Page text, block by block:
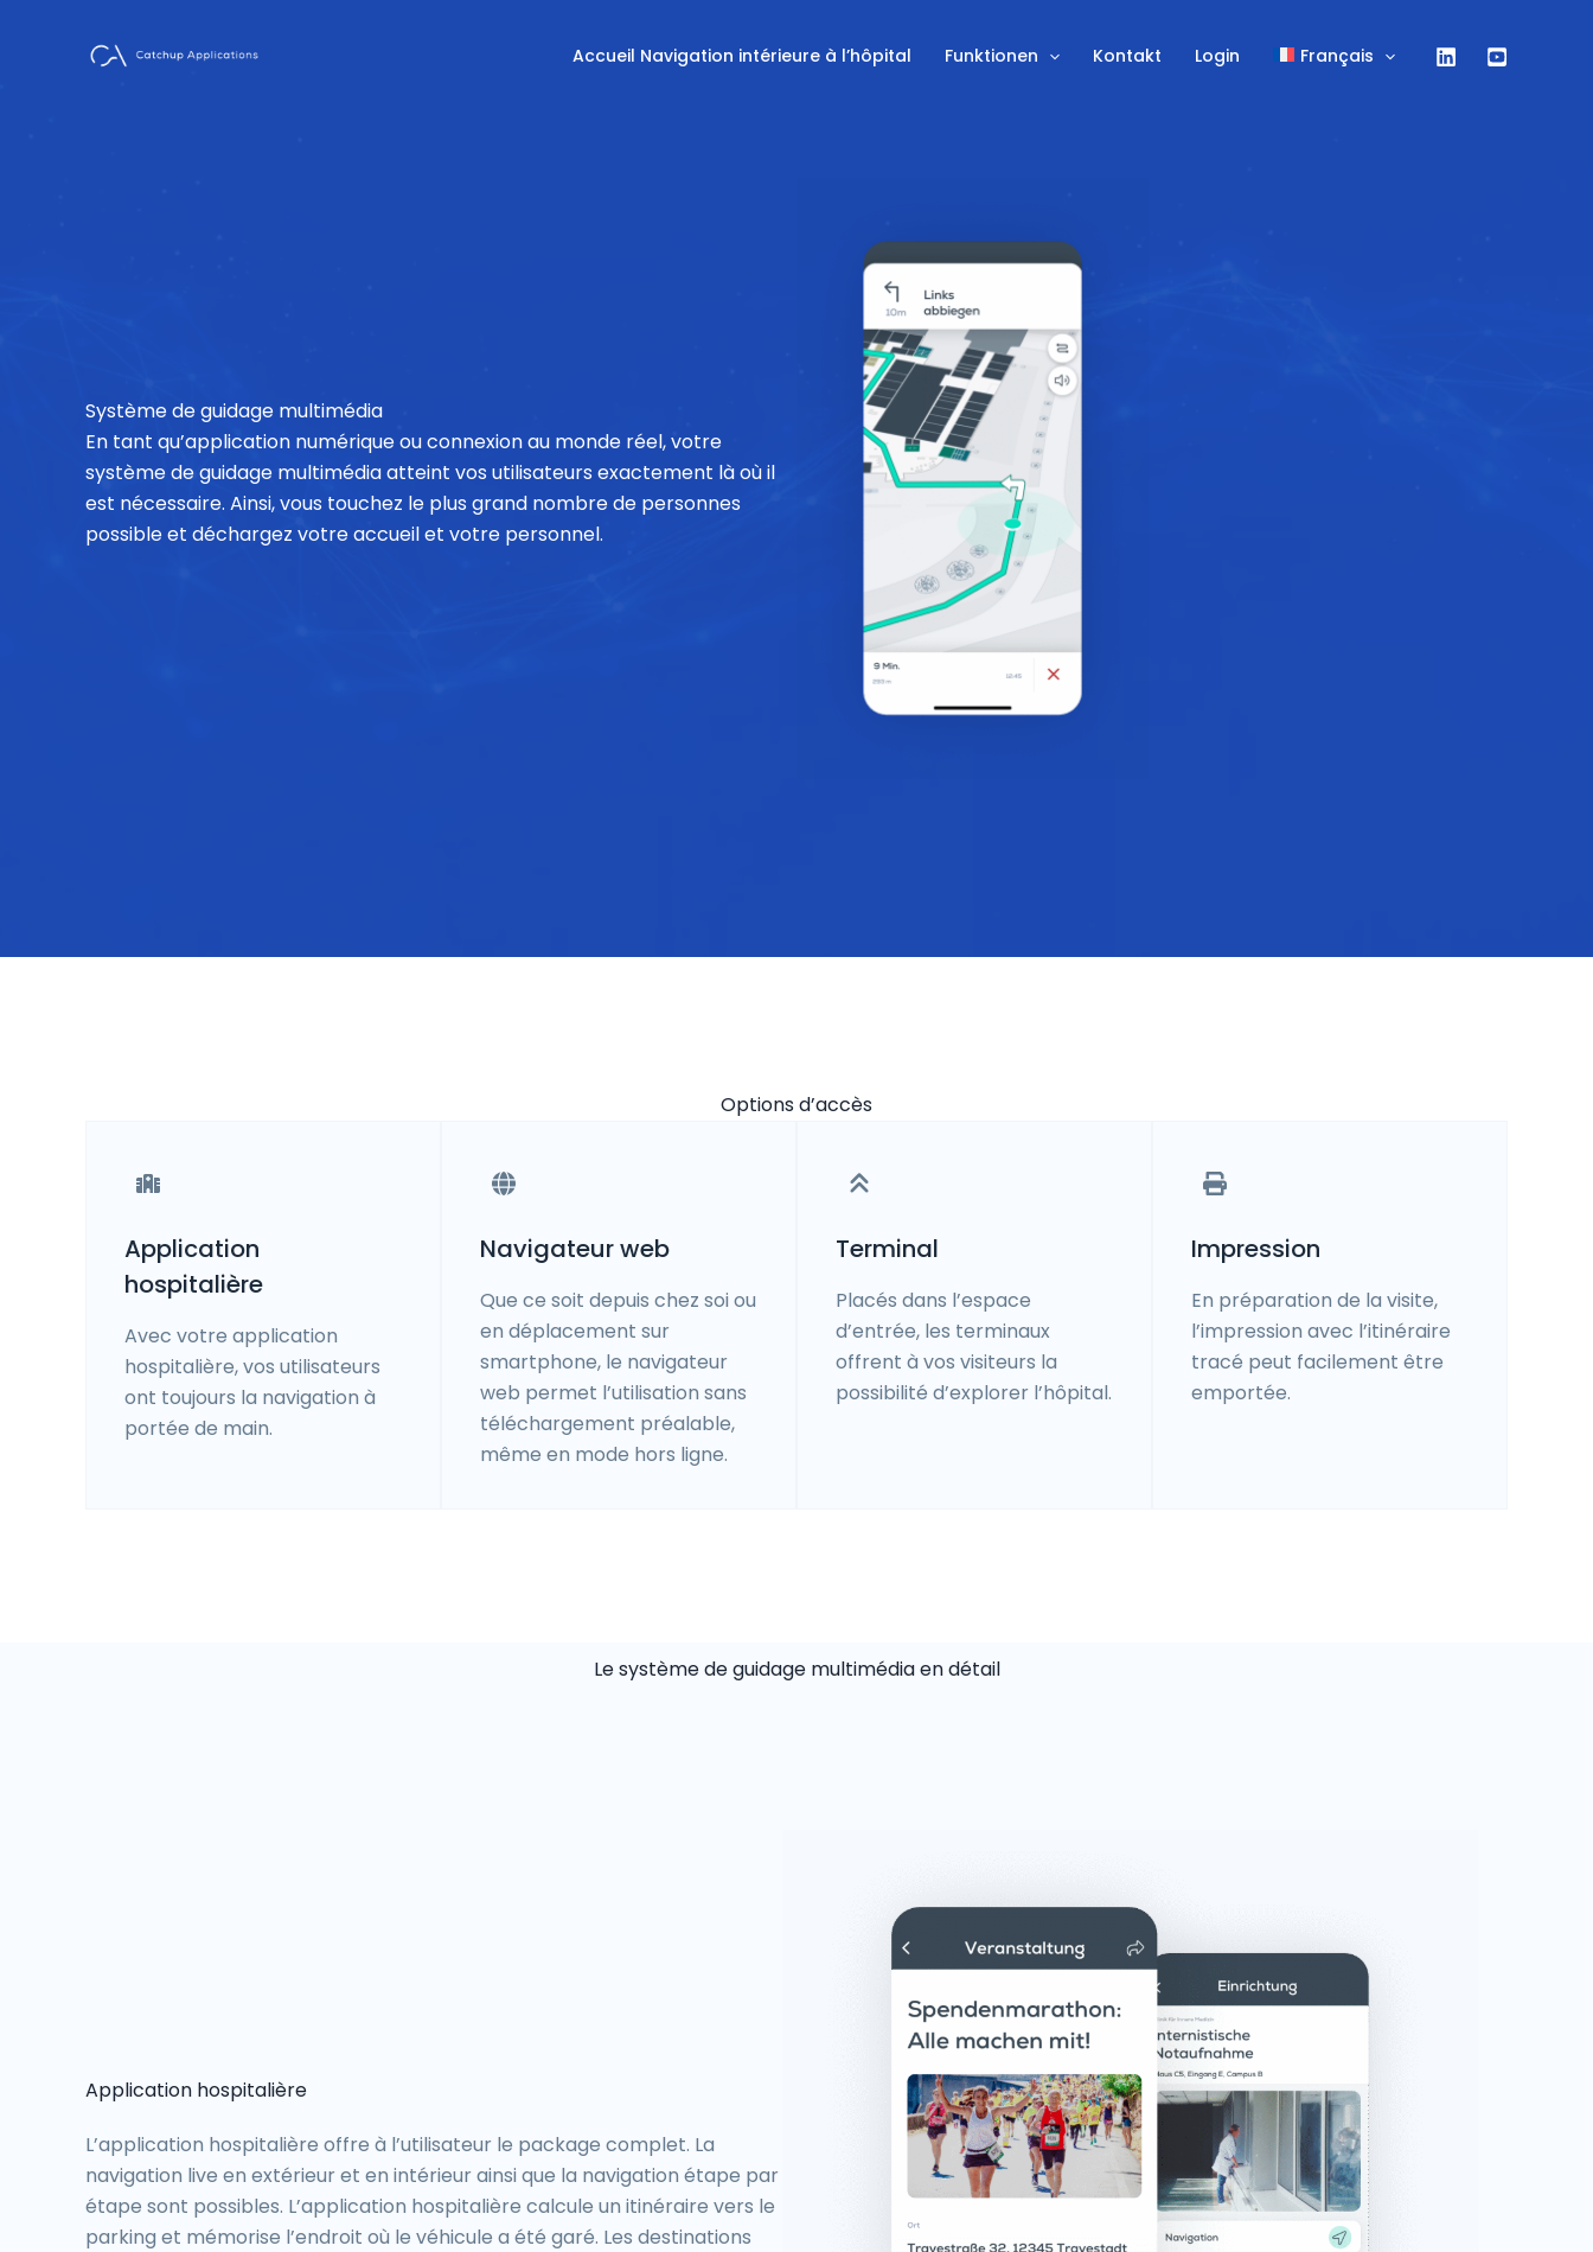
Accueil Navigation intérieure à l’hôpital Funktionen Kontakt Login Français
Système de guidage multimédia
En tant qu’application numérique ou connexion au monde réel, votre
système de guidage multimédia atteint vos utilisateurs exactement là où il
est nécessaire. Ainsi, vous touchez le plus grand nombre de personnes
possible et déchargez votre accueil et votre personnel.
Options d’accès
Application
hospitalière
Avec votre application
hospitalière, vos utilisateurs
ont toujours la navigation à
portée de main.
Navigateur web
Que ce soit depuis chez soi ou
en déplacement sur
smartphone, le navigateur
web permet l’utilisation sans
téléchargement préalable,
même en mode hors ligne.
Terminal
Placés dans l’espace
d’entrée, les terminaux
offrent à vos visiteurs la
possibilité d’explorer l’hôpital.
Impression
En préparation de la visite,
l’impression avec l’itinéraire
tracé peut facilement être
emportée.
Le système de guidage multimédia en détail
Application hospitalière
L’application hospitalière offre à l’utilisateur le package complet. La
navigation live en extérieur et en intérieur ainsi que la navigation étape par
étape sont possibles. L’application hospitalière calcule un itinéraire vers le
parking et mémorise l’endroit où le véhicule a été garé. Les destinations